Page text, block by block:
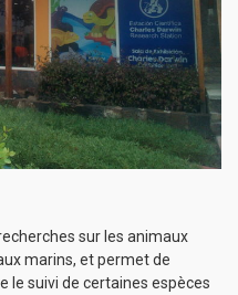
sur les animaux
marins, et permet de
le suivi de certaines espèces